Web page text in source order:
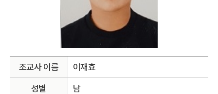
조교사 이름 이재효
성별 남